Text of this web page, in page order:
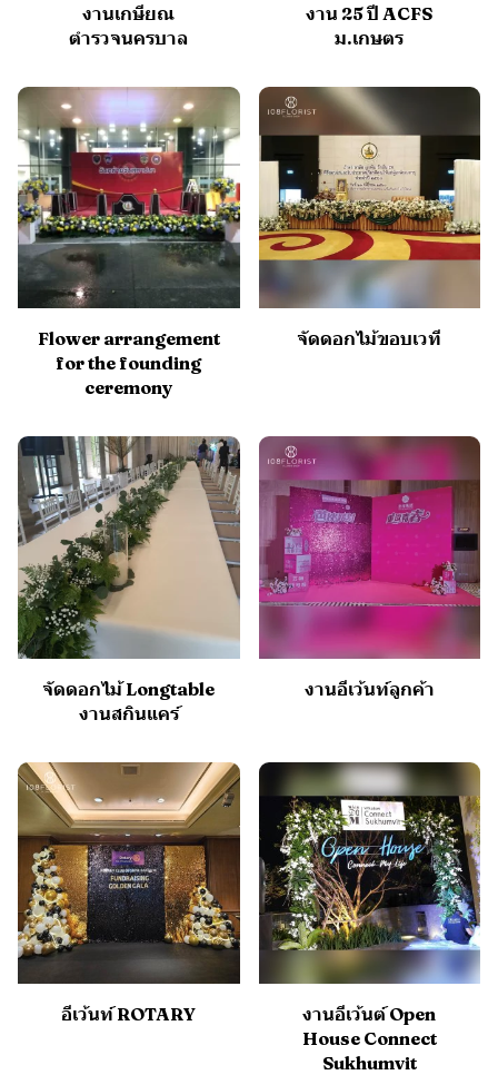
งานเกษียณ
ตำรวจนครบาล
งาน 25 ปี ACFS
ม.เกษตร
Flower arrangement
for the founding
ceremony
จัดดอกไม้ขอบเวที
จัดดอกไม้ Longtable
งานสกินแคร์
งานอีเว้นท์ลูกค้า
อีเว้นท์ ROTARY
งานอีเว้นต์ Open
House Connect
Sukhumvit